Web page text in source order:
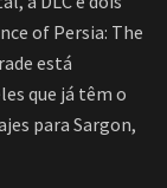
of Persia: The
está
que já têm o
para Sargon,